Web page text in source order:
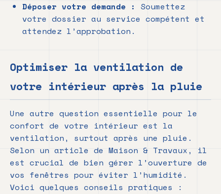
Déposer votre demande : Soumettez
votre dossier au service compétent et
attendez l’approbation.
Optimiser la ventilation de
votre intérieur après la pluie
Une autre question essentielle pour le
confort de votre intérieur est la
ventilation, surtout après une pluie.
Selon un article de Maison & Travaux, il
est crucial de bien gérer l’ouverture de
vos fenêtres pour éviter l’humidité.
Voici quelques conseils pratiques :